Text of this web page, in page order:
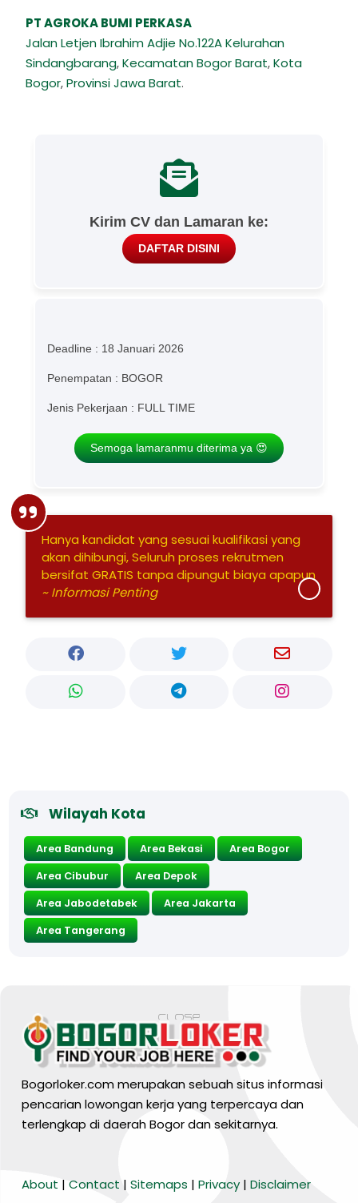
PT AGROKA BUMI PERKASA
Jalan Letjen Ibrahim Adjie No.122A Kelurahan
Sindangbarang,Kecamatan Bogor Barat,Kota
Bogor,Provinsi Jawa Barat.
Kirim CV dan Lamaran ke:
DAFTAR DISINI
Deadline : 18 Januari 2026
Penempatan : BOGOR
Jenis Pekerjaan : FULL TIME
Semoga lamaranmu diterima ya 😍
Hanya kandidat yang sesuai kualifikasi yang
akan dihibungi, Seluruh proses rekrutmen
bersifat GRATIS tanpa dipungut biaya apapun
~ Informasi Penting
Wilayah Kota
Area Bandung Area Bekasi
Area Bogor
Area Cibubur
Area Depok
Area Jabodetabek
Area Jakarta
Area Tangerang
Bogorloker.com merupakan sebuah situs informasi
pencarian lowongan kerja yang terpercaya dan
terlengkap di daerah Bogor dan sekitarnya.
About | Contact | Sitemaps | Privacy | Disclaimer